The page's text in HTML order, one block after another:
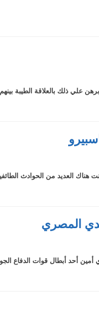
ذلك بالعلاقة الطيبة
هناك العديد من الحوادث
المصري
في حرب أكتوبر 1973، هكذا تحدث المهندس حمدي أمين أحد